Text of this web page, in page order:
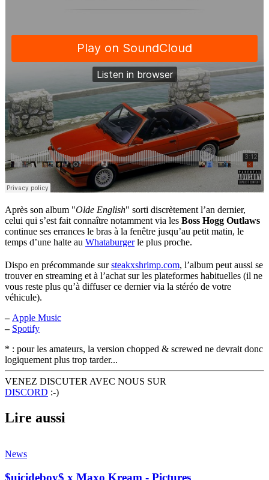
Après son album "Olde English" sorti discrètement l’an dernier,
celui qui s’est fait connaître notamment via les Boss Hogg Outlaws
continue ses errances le bras à la fenêtre jusqu’au petit matin, le
temps d’une halte au Whataburgerle plus proche.
Dispo en précommande sursteakxshrimp.com, l’album peut aussi se
trouver en streaming et à l’achat sur les plateformes habituelles (il ne
vous reste plus qu’à diffuser ce dernier via la stéréo de votre
véhicule).
– Apple Music
– Spotify
* : pour les amateurs, la version chopped & screwed ne devrait donc
logiquement plus trop tarder...
VENEZ DISCUTER AVEC NOUS SUR
DISCORD :-)
Lire aussi
News
$uicideboy$ x Maxo Kream - Pictures